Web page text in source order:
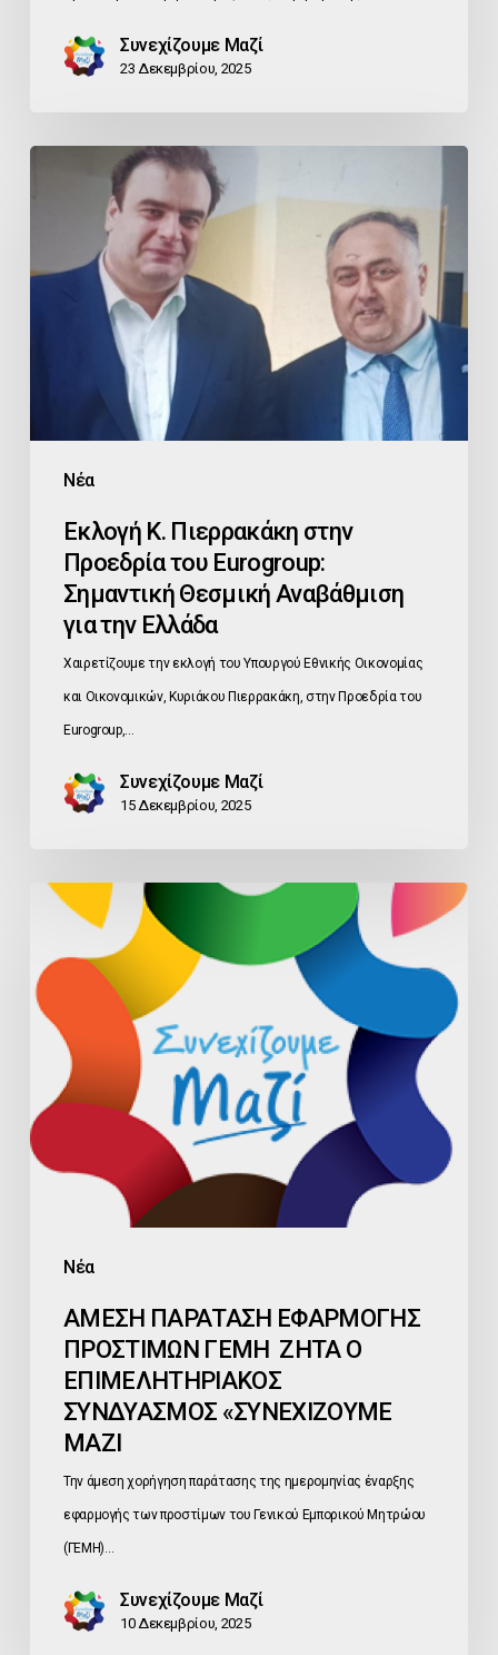
Συνεχίζουμε Μαζί
23 Δεκεμβρίου, 2025
Νέα
Πιερρακάκη
Προεδρία
Σημαντική
Ελλάδα
Εκλογή Κ. Πιερρακάκη στην
Προεδρία του Eurogroup:
Σημαντική Θεσμική Αναβάθμιση
για την Ελλάδα
Χαιρετίζουμε την εκλογή του Υπουργού Εθνικής Οικονομίας
και Οικονομικών, Κυριάκου Πιερρακάκη, στην Προεδρία του
Eurogroup,…
Συνεχίζουμε Μαζί
15 Δεκεμβρίου, 2025
Νέα
ΑΜΕΣΗ
ΠΑΡΑΤΑΣΗ
ΕΦΑΡΜΟΓΗΣ
ΠΡΟΣΤΙΜΩΝ
ΓΕΜΗ
ΖΗΤΑ
ΕΠΙΜΕΛΗΤΗΡΙΑΚΟΣ
ΣΥΝΔΥΑΣΜΟΣ
«ΣΥΝΕΧΙΖΟΥΜΕ
ΑΜΕΣΗ ΠΑΡΑΤΑΣΗ ΕΦΑΡΜΟΓΗΣ
ΠΡΟΣΤΙΜΩΝ ΓΕΜΗ ΖΗΤΑ Ο
ΕΠΙΜΕΛΗΤΗΡΙΑΚΟΣ
ΣΥΝΔΥΑΣΜΟΣ «ΣΥΝΕΧΙΖΟΥΜΕ
ΜΑΖΙ
Την άμεση χορήγηση παράτασης της ημερομηνίας έναρξης
εφαρμογής των προστίμων του Γενικού Εμπορικού Μητρώου
(ΓΕΜΗ)…
Συνεχίζουμε Μαζί
10 Δεκεμβρίου, 2025